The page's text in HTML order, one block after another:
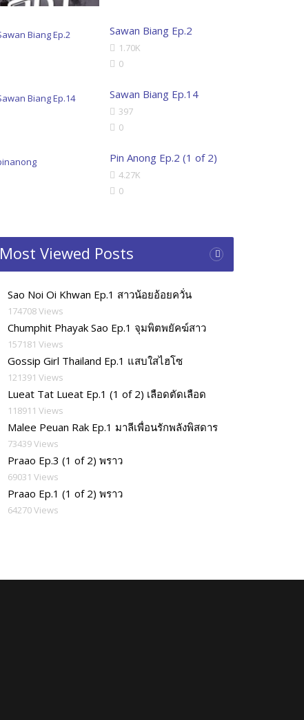
Sawan Biang Ep.2
1.70K
0
Sawan Biang Ep.14
397
0
Pin Anong Ep.2 (1 of 2)
4.27K
0
Most Viewed Posts
Sao Noi Oi Khwan Ep.1 สาวน้อยอ้อยควั่น
174708 Views
Chumphit Phayak Sao Ep.1 จุมพิตพยัคฆ์สาว
157181 Views
Gossip Girl Thailand Ep.1 แสบใสไฮโซ
121391 Views
Lueat Tat Lueat Ep.1 (1 of 2) เลือดตัดเลือด
118911 Views
Malee Peuan Rak Ep.1 มาลีเพื่อนรักพลังพิสดาร
73439 Views
Praao Ep.3 (1 of 2) พราว
69031 Views
Praao Ep.1 (1 of 2) พราว
64270 Views